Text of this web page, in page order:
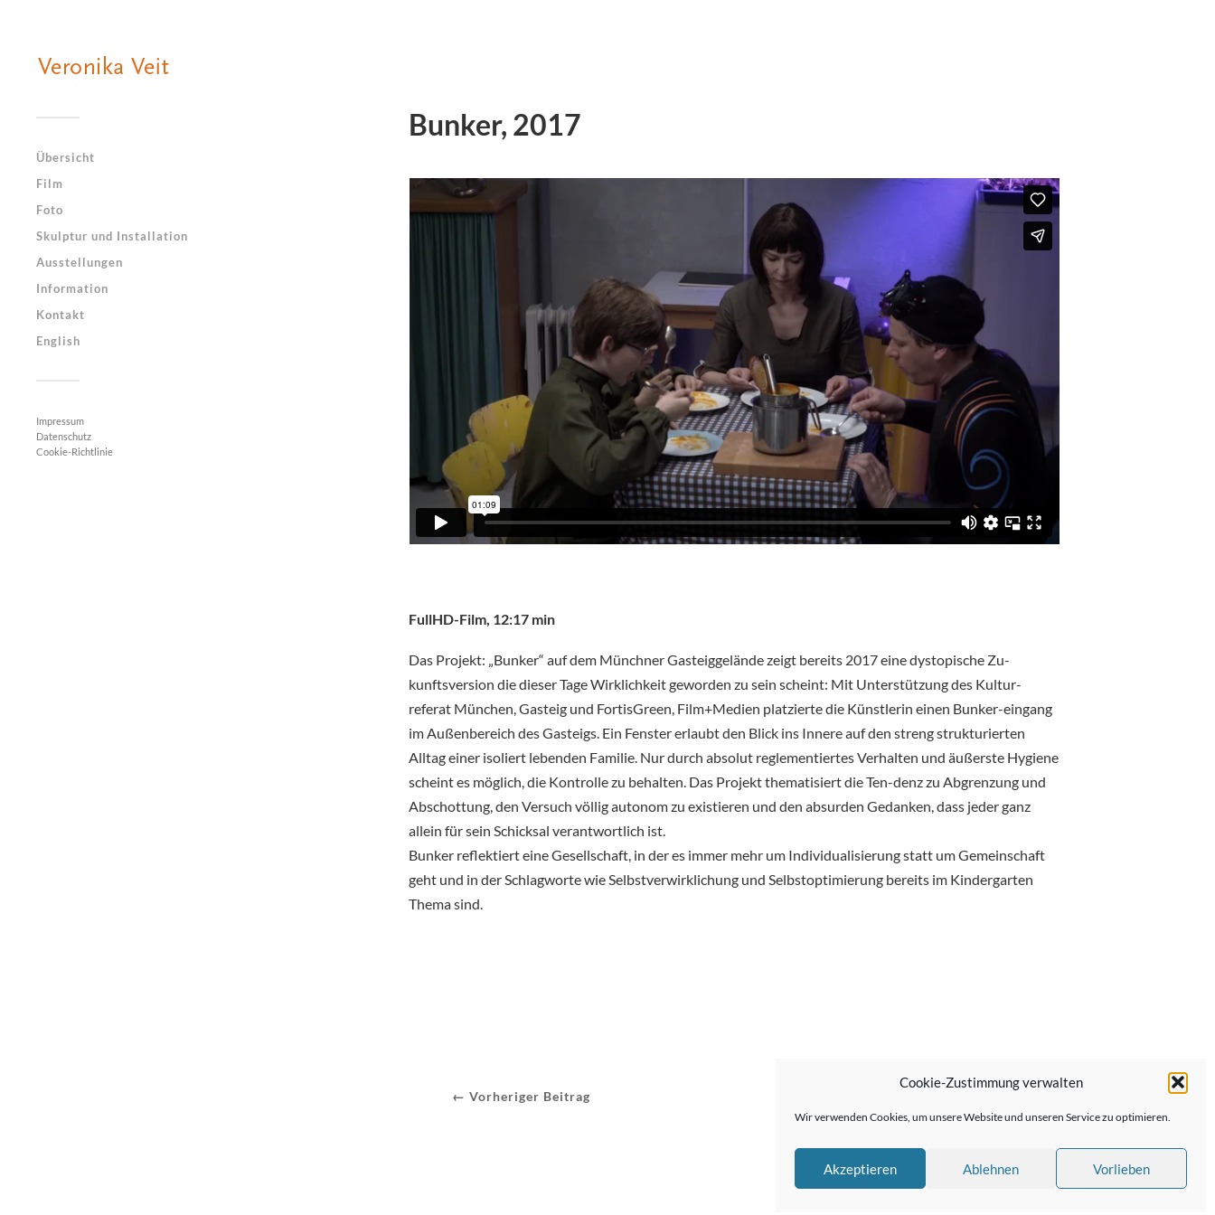
Cookie-Zustimmung verwalten
Wir verwenden Cookies, um unsere Website und unseren Service zu optimieren.
Akzeptieren Ablehnen Vorlieben
Übersicht
Film
Foto
Skulptur und Installation
Ausstellungen
Information
Kontakt
English
Impressum
Datenschutz
Cookie-Richtlinie
Bunker, 2017
FullHD-Film, 12:17 min
Das Projekt: „Bunker“ auf dem Münchner Gasteiggelände zeigt bereits 2017 eine dystopische Zu-
kunftsversion die dieser Tage Wirklichkeit geworden zu sein scheint: Mit Unterstützung des Kultur-
referat München, Gasteig und FortisGreen, Film+Medien platzierte die Künstlerin einen Bunker-eingang
im Außenbereich des Gasteigs. Ein Fenster erlaubt den Blick ins Innere auf den streng strukturierten
Alltag einer isoliert lebenden Familie. Nur durch absolut reglementiertes Verhalten und äußerste Hygiene
scheint es möglich, die Kontrolle zu behalten. Das Projekt thematisiert die Ten-denz zu Abgrenzung und
Abschottung, den Versuch völlig autonom zu existieren und den absurden Gedanken, dass jeder ganz
allein für sein Schicksal verantwortlich ist.
Bunker reflektiert eine Gesellschaft, in der es immer mehr um Individualisierung statt um Gemeinschaft
geht und in der Schlagworte wie Selbstverwirklichung und Selbstoptimierung bereits im Kindergarten
Thema sind.
← Vorheriger Beitrag